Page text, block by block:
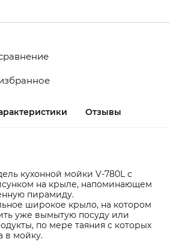
Отзывы
кухонной мойки V-780L с
на крыле, напоминающем
пирамиду.
широкое крыло, на котором
уже вымытую посуду или
по мере таяния с которых
в мойку.